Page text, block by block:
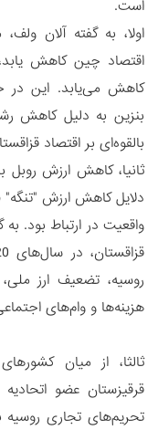
است.
اولا، به گفته آلان
اقتصاد چین کاهش
کاهش می‌یابد. این در
بنزین به دلیل کاهش
بالقوه‌ای بر اقتصاد
ثانیا، کاهش ارزش روبل
واقعیت در ارتباط بود.
روسیه، تضعیف ارز
هزینه‌ها و وام‌های
ثالثا، از میان
قرقیزستان عضو
تحریم‌های تجاری روسیه